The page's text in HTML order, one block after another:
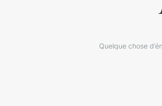
Quelque chose